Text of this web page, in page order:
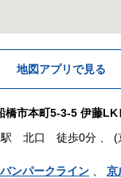
地図アプリで見る
市本町5-3-5 伊藤LK
駅 北口 徒歩0分 、 (
ンパークライン 京